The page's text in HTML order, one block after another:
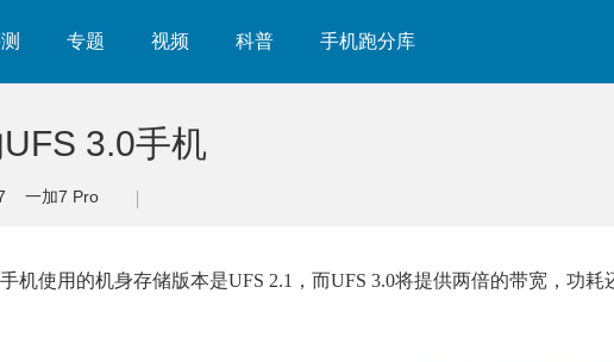
专题 视频 科普 手机跑分库
3.0手机
一加7 Pro
机使用的机身存储版本是UFS 2.1，而UFS 3.0将提供两倍的带宽，功耗